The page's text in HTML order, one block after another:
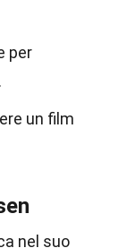
per
un film
nel suo